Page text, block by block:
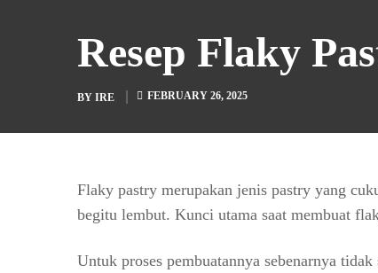
Resep Flaky
BY IRE FEBRUARY 26, 2025
Flaky pastry merupakan jenis pastry yang
begitu lembut. Kunci utama saat membuat
Untuk proses pembuatannya sebenarnya